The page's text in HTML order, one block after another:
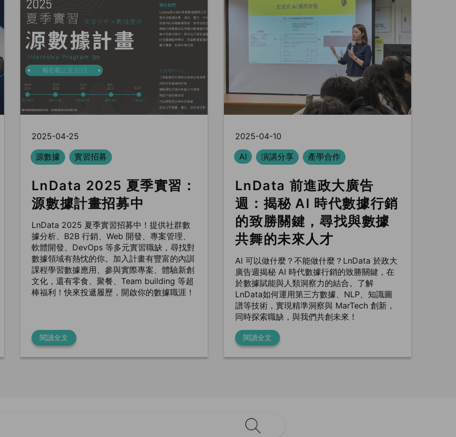
2025-04-25
源數據
實習招募
LnData 2025 夏季實習：
源數據計畫招募中
LnData 2025 夏季實習招募中！提供社群數
據分析、B2B 行銷、Web 開發、專案管理、
軟體開發、DevOps 等多元實習職缺，尋找對
數據領域有熱忱的你。加入計畫有豐富的內訓
課程學習數據應用、參與實際專案、體驗新創
文化，還有零食、聚餐、Team building 等超
棒福利！快來投遞履歷，開啟你的數據職涯！
閱讀全文
2025-04-10
AI
演講分享 產學合作
LnData 前進政大廣告
週：揭秘 AI 時代數據行銷
的致勝關鍵，尋找與數據
共舞的未來人才
AI 可以做什麼？不能做什麼？LnData 於政大
廣告週揭秘 AI 時代數據行銷的致勝關鍵，在
於數據賦能與人類洞察力的結合。了解
LnData如何運用第三方數據、NLP、知識圖
譜等技術，實現精準洞察與 MarTech 創新，
同時探索職缺，與我們共創未來！
閱讀全文